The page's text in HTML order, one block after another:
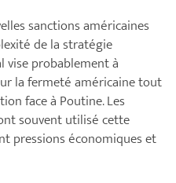
sanctions américaines
de la stratégie
vise probablement à
la fermeté américaine tout
face à Poutine. Les
souvent utilisé cette
pressions économiques et